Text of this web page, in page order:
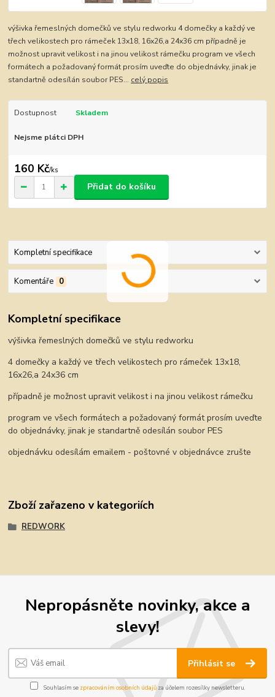
výšivka řemeslných domečků ve stylu redworku 4 domečky a každý ve
třech velikostech pro rámeček 13x18, 16x26,a 24x36 cm případně je
možnost upravit velikost i na jinou velikost rámečku program ve všech
formátech a požadovaný formát prosím uveďte do objednávky, jinak je
standartně odesílán soubor PES... celý popis
Dostupnost Skladem
Nejsme plátci DPH
160 Kč/ks
Přidat do košíku
Kompletní specifikace
Komentáře 0
Kompletní specifikace
výšivka řemeslných domečků ve stylu redworku
4 domečky a každý ve třech velikostech pro rámeček 13x18,
16x26,a 24x36 cm
případně je možnost upravit velikost i na jinou velikost rámečku
program ve všech formátech a požadovaný formát prosím uveďte
do objednávky, jinak je standartně odesílán soubor PES
objednávku odesílám emailem - poštovné v objednávce zrušte
Zboží zařazeno v kategoriích
REDWORK
Nepropásněte novinky, akce a
slevy!
Přihlásit se
Souhlasím se zpracováním osobních údajůza účelem rozesílky newsletteru.